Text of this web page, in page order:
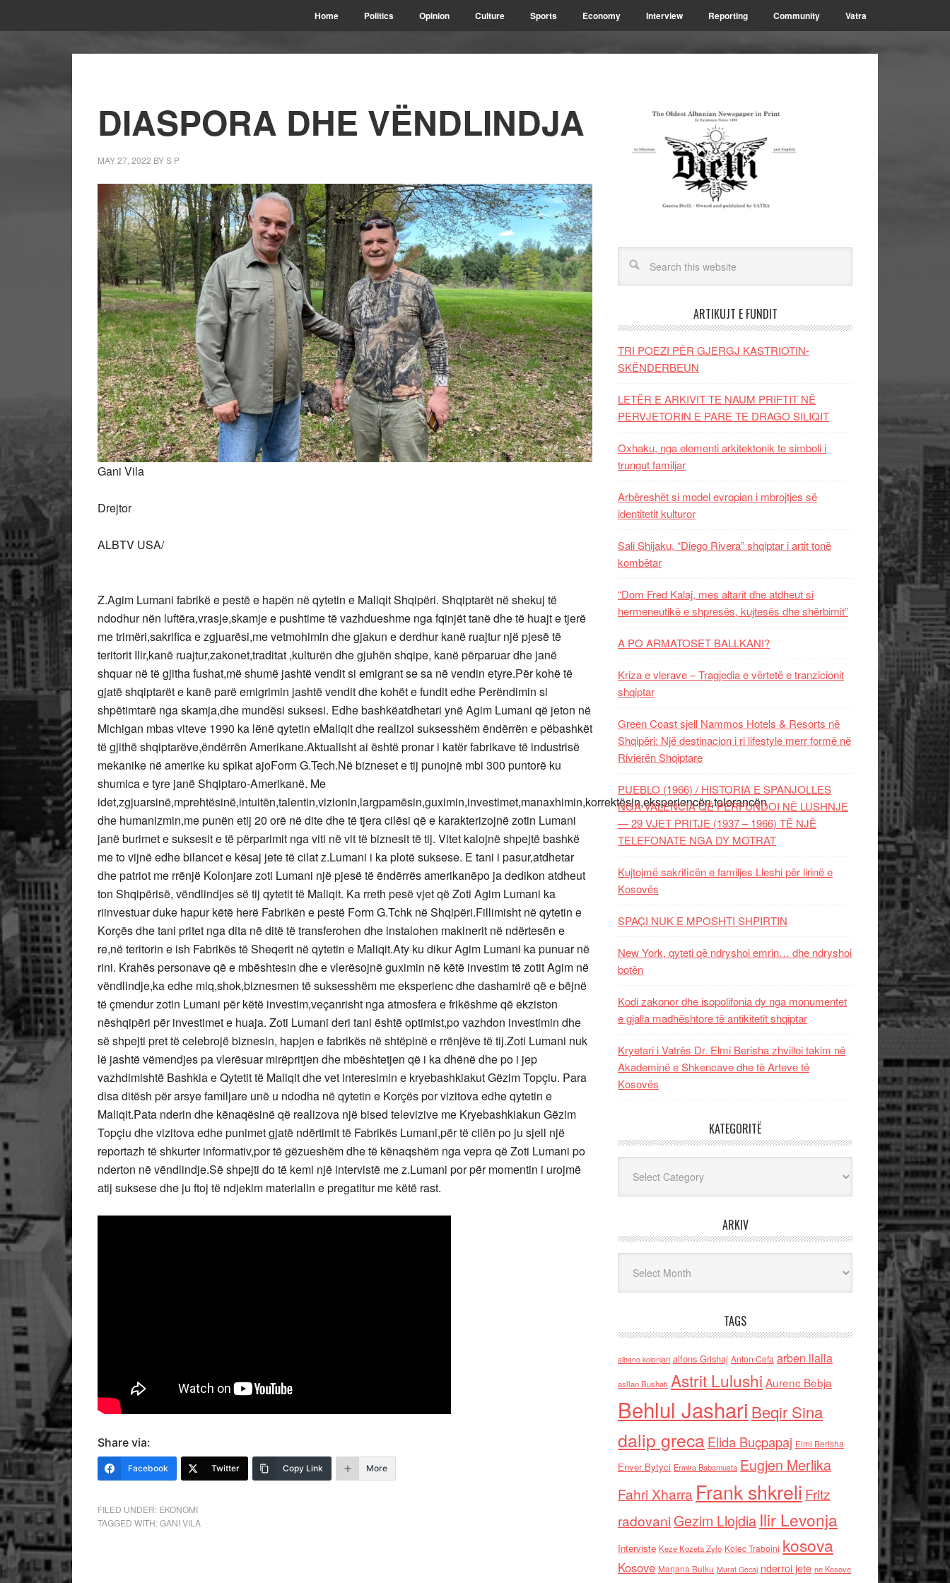
Home Politics Opinion Culture Sports Economy Interview Reporting Community Vatra
DIASPORA DHE VËNDLINDJA
MAY 27, 2022 BYS P
Gani Vila
Drejtor
ALBTV USA/
Z.Agim Lumani fabrikë e pestë e hapën në qytetin e Maliqit Shqipëri. Shqiptarët në shekuj të
ndodhur nën luftëra,vrasje,skamje e pushtime të vazhdueshme nga fqinjët tanë dhe të huajt e tjerë
me trimëri,sakrifica e zgjuarësi,me vetmohimin dhe gjakun e derdhur kanë ruajtur një pjesë të
teritorit Ilir,kanë ruajtur,zakonet,traditat ,kulturën dhe gjuhën shqipe, kanë përparuar dhe janë
shquar në të gjitha fushat,më shumë jashtë vendit si emigrant se sa në vendin etyre.Për kohë të
gjatë shqiptarët e kanë parë emigrimin jashtë vendit dhe kohët e fundit edhe Perëndimin si
shpëtimtarë nga skamja,dhe mundësi suksesi. Edhe bashkëatdhetari ynë Agim Lumani që jeton në
Michigan mbas viteve 1990 ka lënë qytetin eMaliqit dhe realizoi suksesshëm ëndërrën e pëbashkët
të gjithë shqiptarëve,ëndërrën Amerikane.Aktualisht ai është pronar i katër fabrikave të industrisë
mekanike në amerike ku spikat ajoForm G.Tech.Në bizneset e tij punojnë mbi 300 puntorë ku
shumica e tyre janë Shqiptaro-Amerikanë. Me
idet,zgjuarsinë,mprehtësinë,intuitën,talentin,vizionin,largpamësin,guximin,investimet,manaxhimin,korrektësin,eksperiencën,tolerancën
dhe humanizmin,me punën etij 20 orë në dite dhe të tjera cilësi që e karakterizojnë zotin Lumani
janë burimet e suksesit e të përparimit nga viti në vit të biznesit të tij. Vitet kalojnë shpejtë bashkë
me to vijnë edhe bilancet e kësaj jete të cilat z.Lumani i ka plotë suksese. E tani i pasur,atdhetar
dhe patriot me rrënjë Kolonjare zoti Lumani një pjesë të ëndërrës amerikanëpo ja dedikon atdheut
ton Shqipërisë, vëndlindjes së tij qytetit të Maliqit. Ka rreth pesë vjet që Zoti Agim Lumani ka
riinvestuar duke hapur këtë herë Fabrikën e pestë Form G.Tchk në Shqipëri.Fillimisht në qytetin e
Korçës dhe tani pritet nga dita në ditë të transferohen dhe instalohen makinerit në ndërtesën e
re,në teritorin e ish Fabrikës të Sheqerit në qytetin e Maliqit.Aty ku dikur Agim Lumani ka punuar në
rini. Krahës personave që e mbështesin dhe e vlerësojnë guximin në këtë investim të zotit Agim në
vëndlindje,ka edhe miq,shok,biznesmen të suksesshëm me eksperienc dhe dashamirë që e bëjnë
të çmendur zotin Lumani për këtë investim,veçanrisht nga atmosfera e frikëshme që ekziston
nëshqipëri për investimet e huaja. Zoti Lumani deri tani është optimist,po vazhdon investimin dhe
së shpejti pret të celebrojë biznesin, hapjen e fabrikës në shtëpinë e rrënjëve të tij.Zoti Lumani nuk
lë jashtë vëmendjes pa vlerësuar mirëpritjen dhe mbështetjen që i ka dhënë dhe po i jep
vazhdimishtë Bashkia e Qytetit të Maliqit dhe vet interesimin e kryebashkiakut Gëzim Topçiu. Para
disa ditësh për arsye familjare unë u ndodha në qytetin e Korçës por vizitova edhe qytetin e
Maliqit.Pata nderin dhe kënaqësinë që realizova një bised televizive me Kryebashkiakun Gëzim
Topçiu dhe vizitova edhe punimet gjatë ndërtimit të Fabrikës Lumani,për të cilën po ju sjell një
reportazh të shkurter informativ,por të gëzueshëm dhe të kënaqshëm nga vepra që Zoti Lumani po
nderton në vëndlindje.Së shpejti do të kemi një intervistë me z.Lumani por për momentin i urojmë
atij suksese dhe ju ftoj të ndjekim materialin e pregatitur me këtë rast.
Share via:
Facebook Twitter Copy Link More
FILED UNDER: EKONOMI
TAGGED WITH:GANI VILA
ARTIKUJT E FUNDIT
TRI POEZI PËR GJERGJ KASTRIOTIN-
SKËNDERBEUN
LETËR E ARKIVIT TE NAUM PRIFTIT NË
PERVJETORIN E PARE TE DRAGO SILIQIT
Oxhaku, nga elementi arkitektonik te simboli i
trungut familjar
Arbëreshët si model evropian i mbrojtjes së
identitetit kulturor
Sali Shijaku, “Diego Rivera” shqiptar i artit tonë
kombëtar
“Dom Fred Kalaj, mes altarit dhe atdheut si
hermeneutikë e shpresës, kujtesës dhe shërbimit”
A PO ARMATOSET BALLKANI?
Kriza e vlerave – Tragjedia e vërtetë e tranzicionit
shqiptar
Green Coast sjell Nammos Hotels & Resorts në
Shqipëri: Një destinacion i ri lifestyle merr formë në
Rivierën Shqiptare
PUEBLO (1966) / HISTORIA E SPANJOLLES
NGA VALENCIA QË PËRFUNDOI NË LUSHNJE
— 29 VJET PRITJE (1937 – 1966) TË NJË
TELEFONATE NGA DY MOTRAT
Kujtojmë sakrificën e familjes Lleshi për lirinë e
Kosovës
SPAÇI NUK E MPOSHTI SHPIRTIN
New York, qyteti që ndryshoi emrin… dhe ndryshoi
botën
Kodi zakonor dhe isopolifonia dy nga monumentet
e gjalla madhështore të antikitetit shqiptar
Kryetari i Vatrës Dr. Elmi Berisha zhvilloi takim në
Akademinë e Shkencave dhe të Arteve të
Kosovës
KATEGORITË
ARKIV
TAGS
albano kolonjari alfons Grishaj Anton Cefa arben llalla
asllan Bushati Astrit Lulushi Aurenc Bebja
Behlul Jashari Beqir Sina
dalip grecaElida Buçpapaj Elmi Berisha
Enver Bytyci Ermira Babamusta Eugjen Merlika
Fahri Xharra Frank shkreli Fritz
radovaniGezim Llojdia Ilir Levonja
Interviste Keze Kozeta Zylo Kolec Traboini kosova
Kosove Marjana Bulku Murat Gecaj nderroi jete ne Kosove